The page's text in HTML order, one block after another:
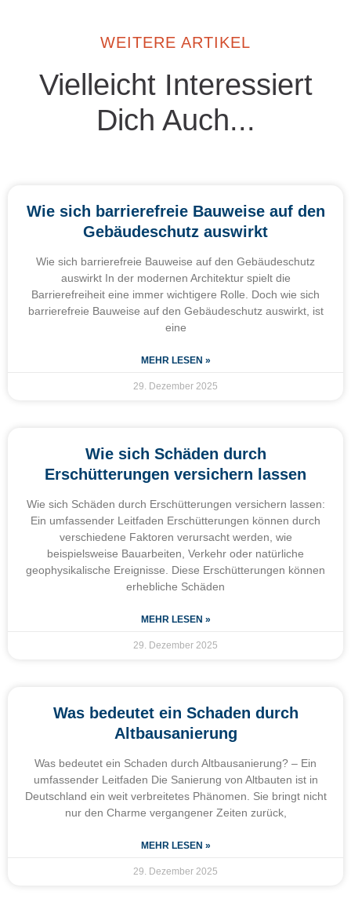
WEITERE ARTIKEL
Vielleicht Interessiert
Dich Auch...
Wie sich barrierefreie Bauweise auf den
Gebäudeschutz auswirkt
Wie sich barrierefreie Bauweise auf den Gebäudeschutz
auswirkt In der modernen Architektur spielt die
Barrierefreiheit eine immer wichtigere Rolle. Doch wie sich
barrierefreie Bauweise auf den Gebäudeschutz auswirkt, ist
eine
MEHR LESEN »
29. Dezember 2025
Wie sich Schäden durch
Erschütterungen versichern lassen
Wie sich Schäden durch Erschütterungen versichern lassen:
Ein umfassender Leitfaden Erschütterungen können durch
verschiedene Faktoren verursacht werden, wie
beispielsweise Bauarbeiten, Verkehr oder natürliche
geophysikalische Ereignisse. Diese Erschütterungen können
erhebliche Schäden
MEHR LESEN »
29. Dezember 2025
Was bedeutet ein Schaden durch
Altbausanierung
Was bedeutet ein Schaden durch Altbausanierung? – Ein
umfassender Leitfaden Die Sanierung von Altbauten ist in
Deutschland ein weit verbreitetes Phänomen. Sie bringt nicht
nur den Charme vergangener Zeiten zurück,
MEHR LESEN »
29. Dezember 2025